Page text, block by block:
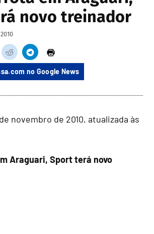
novo treinador
no Google News
novembro de 2010, atualizada às
Araguari, Sport terá novo